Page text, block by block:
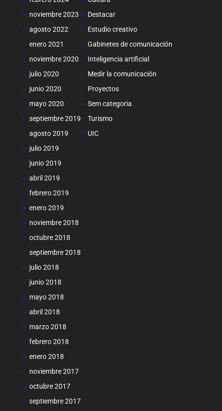
noviembre 2023
agosto 2022
enero 2021
noviembre 2020
julio 2020
junio 2020
mayo 2020
septiembre 2019
agosto 2019
julio 2019
junio 2019
abril 2019
febrero 2019
enero 2019
noviembre 2018
octubre 2018
septiembre 2018
julio 2018
junio 2018
mayo 2018
abril 2018
marzo 2018
febrero 2018
enero 2018
noviembre 2017
octubre 2017
septiembre 2017
Destacar
Estudio creativo
Gabinetes de comunicación
Inteligencia artificial
Medir la comunicación
Proyectos
Sem categoria
Turismo
UIC